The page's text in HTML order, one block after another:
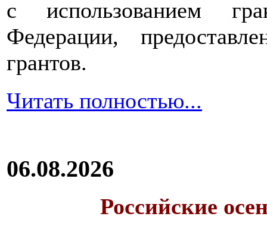
с использованием
Федерации,
грантов.
Читать полностью...
06.08.2026
Российские